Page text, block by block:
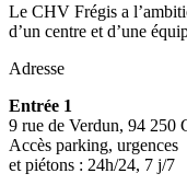
Le CHV Frégis a
d’un centre et d’une
Adresse
Entrée 1
9 rue de Verdun, 94 250
Accès parking, urgences
et piétons : 24h/24, 7 j/7